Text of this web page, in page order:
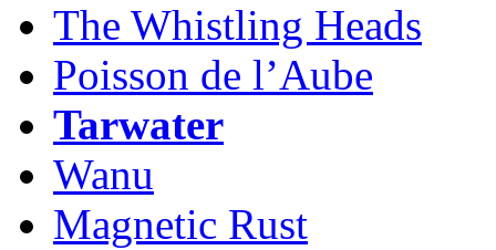
The Whistling Heads
Poisson de l’Aube
Tarwater
Wanu
Magnetic Rust